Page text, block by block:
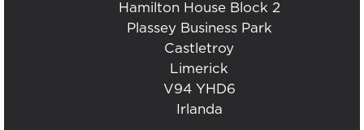
Hamilton House Block 2
Plassey Business Park
Castletroy
Limerick
V94 YHD6
Irlanda